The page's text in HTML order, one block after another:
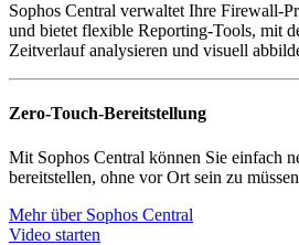
Sophos Central verwaltet Ihre Firewall-
und bietet flexible Reporting-Tools, mit
Zeitverlauf analysieren und visuell
Zero-Touch-Bereitstellung
Mit Sophos Central können Sie einfach
bereitstellen, ohne vor Ort sein zu
Mehr über Sophos Central
Video starten